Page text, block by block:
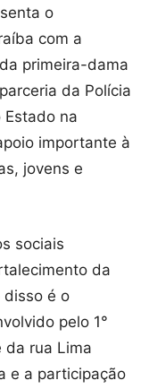
o
com a
primeira-dama
da Polícia
na
importante à
jovens e
sociais
da
disso é o
pelo 1°
da rua Lima
e a participação